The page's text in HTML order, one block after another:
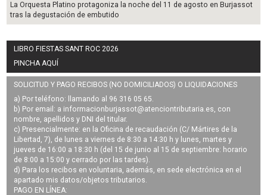
La Orquesta Platino protagoniza la noche del 11 de agosto en Burjassot
tras la degustación de embutido
LIBRO FIESTAS SANT ROC 2026
PINCHA AQUÍ
SOLICITUD Y PAGO RECIBOS (NO DOMICILIADOS) O LIQUIDACIONES
a) Por teléfono: llamando al 96 316 05 65.
b) Por email: a informacionburjassot@atenciontributaria.es, con
nombre, apellidos y DNI del titular.
c) Presencialmente: en la Oficina de recaudación (C/ Mártires de la
Libertad, 7), de lunes a viernes de 8:30 a 14:30 h y lunes, martes y
jueves de 16:00 a 18:30 h (del 15 de junio al 15 de septiembre: horario
de 8:00 a 15:00 y cerrado por las tardes).
d) Para los recibos en voluntaria, además, en sede electrónica en el
apartado mis datos/objetos tributarios.
PAGO EN LÍNEA: